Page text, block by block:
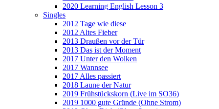
2020 Learning English Lesson 3
Singles
2012 Tage wie diese
2012 Altes Fieber
2013 Draußen vor der Tür
2013 Das ist der Moment
2017 Unter den Wolken
2017 Wannsee
2017 Alles passiert
2018 Laune der Natur
2019 Frühstückskorn (Live im SO36)
2019 1000 gute Gründe (Ohne Strom)